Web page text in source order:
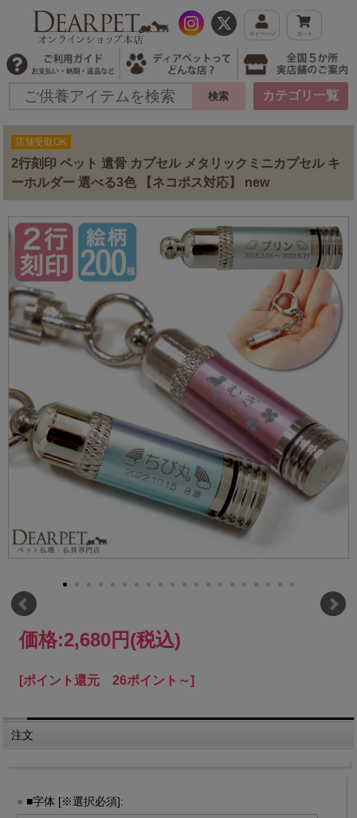
カテゴリ一覧
店舗受取OK
2行刻印 ペット 遺骨 カプセル メタリックミニカプセル キ
ーホルダー 選べる3色 【ネコポス対応】 new
価格:2,680円(税込)
[ポイント還元 26ポイント～]
注文
■字体 [※選択必須]: